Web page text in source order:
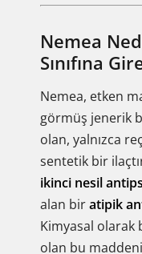
Nemea
Sınıfına
Nemea, etken
görmüş jenerik
olan, yalnızca
sentetik bir
ikinci nesil
alan biratipik
Kimyasal olarak
olan bu